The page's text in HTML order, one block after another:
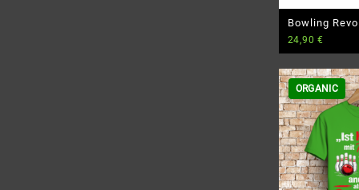
Bowling
Premium Bio
24,90€
ORGANIC